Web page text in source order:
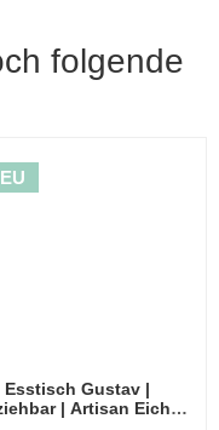
folgende
Esstisch Gustav |
| Artisan Eiche /